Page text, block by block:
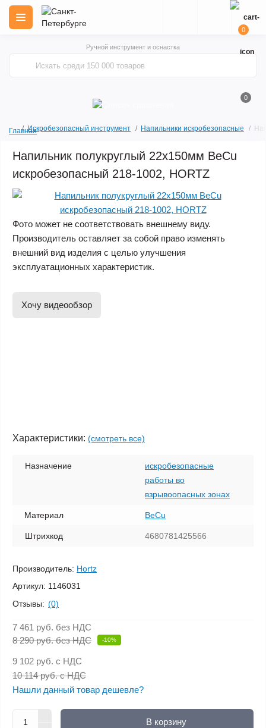
Ручной инструмент и оснастка
0
0
ГлавнаяИскробезопасный инструмент Напильники искробезопасные
Напильник полукруглый 22х150мм BeCu
искробезопасный 218-1002, HORTZ
Акция
Фото может не соответствовать внешнему виду.
Производитель оставляет за собой право изменять
внешний вид изделия с целью улучшения
эксплуатационных характеристик.
Хочу видеообзор
Характеристики: (смотреть все)
Назначение
искробезопасные
работы во
взрывоопасных зонах
Материал BeCu
Штрихкод 4680781425566
Производитель: Hortz
Артикул: 1146031
Отзывы: (0)
7 461 руб. без НДС
8 290 руб. без НДС
-10%
9 102 руб. с НДС
10 114 руб. с НДС
Нашли данный товар дешевле?
В корзину